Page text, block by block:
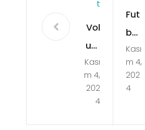
T
Vol
um
e
Pha
rm
Kası
m 4,
202
4
Fut
bol
Yıld
ızla
rını
Yaş
Kası
m 4,
202
4